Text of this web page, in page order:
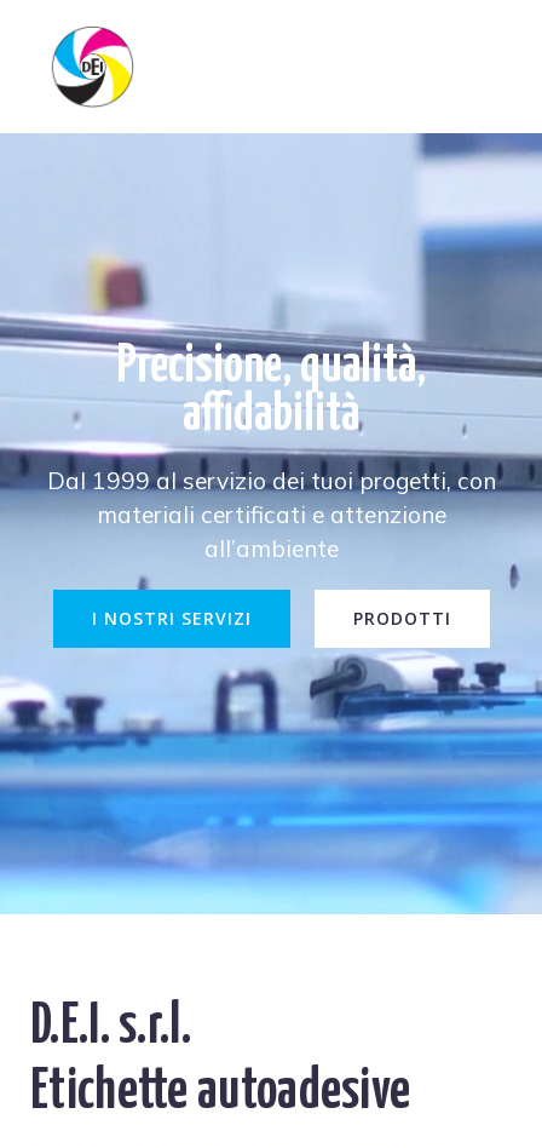
Precisione, qualità,
affidabilità
Dal 1999 al servizio dei tuoi progetti, con
materiali certificati e attenzione
all’ambiente
I NOSTRI SERVIZI PRODOTTI
D.E.I. s.r.l.
Etichette autoadesive